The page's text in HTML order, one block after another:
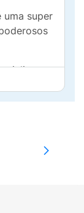
uma super
a
uma